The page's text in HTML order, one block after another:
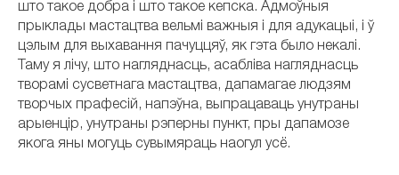
што такое добра і што такое кепска. Адмоўныя
прыклады мастацтва вельмі важныя і для адукацыі, і ў
цэлым для выхавання пачуццяў, як гэта было некалі.
Таму я лічу, што нагляднасць, асабліва нагляднасць
творамі сусветнага мастацтва, дапамагае людзям
творчых прафесій, напэўна, выпрацаваць унутраны
арыенцір, унутраны рэперны пункт, пры дапамозе
якога яны могуць сувымяраць наогул усё.